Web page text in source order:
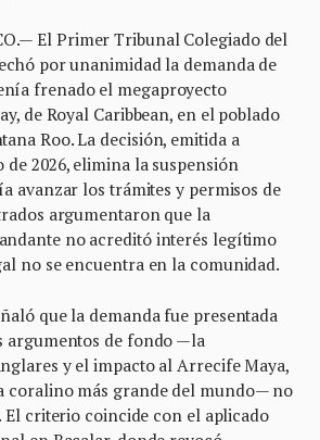
El Primer Tribunal Colegiado del
por unanimidad la demanda de
frenado el megaproyecto
de Royal Caribbean, en el poblado
Roo. La decisión, emitida a
2026, elimina la suspensión
avanzar los trámites y permisos de
argumentaron que la
no acreditó interés legítimo
no se encuentra en la comunidad.
que la demanda fue presentada
argumentos de fondo —la
y el impacto al Arrecife Maya,
coralino más grande del mundo— no
El criterio coincide con el aplicado